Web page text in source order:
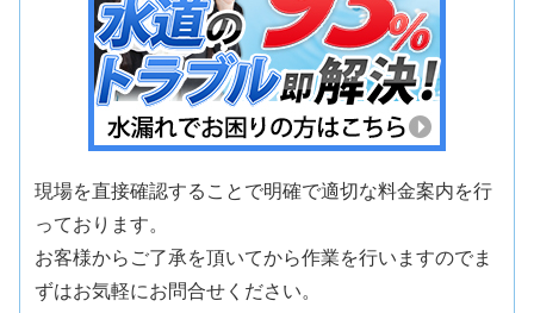
現場を直接確認することで明確で適切な料金案内を行
っております。
お客様からご了承を頂いてから作業を行いますのでま
ずはお気軽にお問合せください。